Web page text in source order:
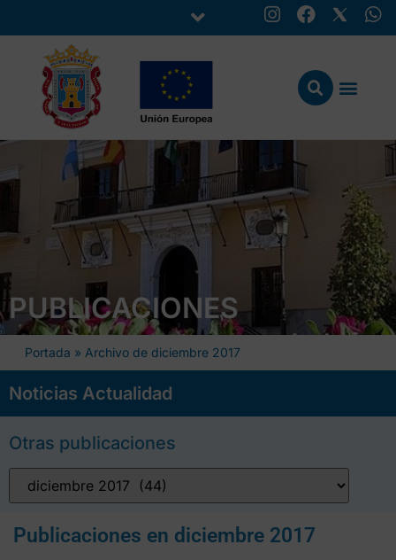
PUBLICACIONES
Portada » Archivo de diciembre 2017
Noticias Actualidad
Otras publicaciones
Publicaciones en diciembre 2017